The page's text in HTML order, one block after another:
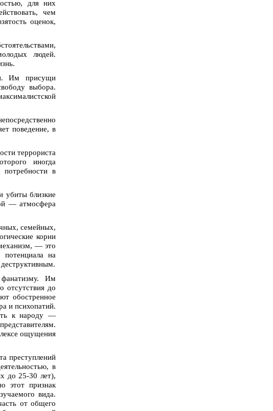
для них
чем
оценок,
людей.
Им присущи
выбора.
поведение, в
террориста
иногда
потребности в
убиты близкие
— атмосфера
семейных,
корни
— это
потенциала на
Им
отсутствия до
обостренное
и психопатий.
к народу —
ощущения
преступлений
в
до 25-30 лет),
этот признак
вида.
от общего